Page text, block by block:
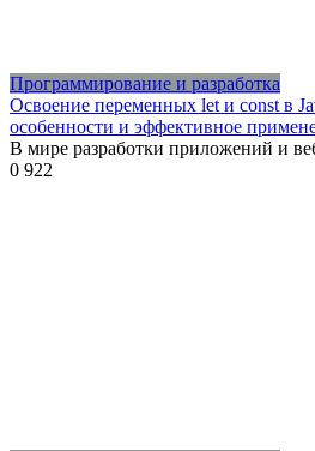
Программирование и разработка
Освоение переменных let и const в
особенности и эффективное
В мире разработки приложений и
0 922